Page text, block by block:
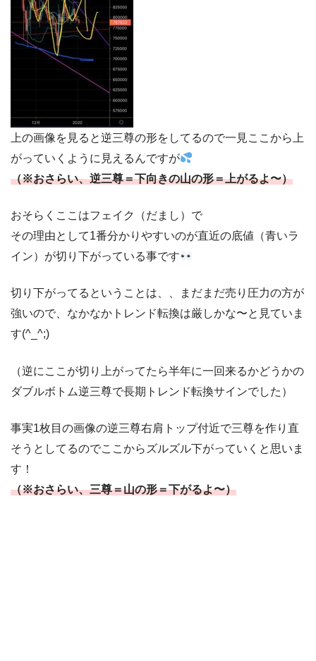
上の画像を見ると逆三尊の形をしてるので一見ここから上
がっていくように見えるんですが
（※おさらい、逆三尊＝下向きの山の形＝上がるよ〜）
おそらくここはフェイク（だまし）で
その理由として1番分かりやすいのが直近の底値（青いラ
イン）が切り下がっている事です
切り下がってるということは、、まだまだ売り圧力の方が
強いので、なかなかトレンド転換は厳しかな〜と見ていま
す(^_^;)
（逆にここが切り上がってたら半年に一回来るかどうかの
ダブルボトム逆三尊で長期トレンド転換サインでした）
事実1枚目の画像の逆三尊右肩トップ付近で三尊を作り直
そうとしてるのでここからズルズル下がっていくと思いま
す！
（※おさらい、三尊＝山の形＝下がるよ〜）